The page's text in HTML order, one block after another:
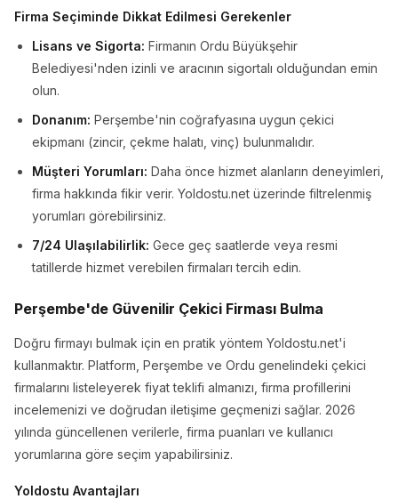
Firma Seçiminde Dikkat Edilmesi Gerekenler
Lisans ve Sigorta: Firmanın Ordu Büyükşehir
Belediyesi'nden izinli ve aracının sigortalı olduğundan emin
olun.
Donanım: Perşembe'nin coğrafyasına uygun çekici
ekipmanı (zincir, çekme halatı, vinç) bulunmalıdır.
Müşteri Yorumları: Daha önce hizmet alanların deneyimleri,
firma hakkında fikir verir. Yoldostu.net üzerinde filtrelenmiş
yorumları görebilirsiniz.
7/24 Ulaşılabilirlik: Gece geç saatlerde veya resmi
tatillerde hizmet verebilen firmaları tercih edin.
Perşembe'de Güvenilir Çekici Firması Bulma
Doğru firmayı bulmak için en pratik yöntem Yoldostu.net'i
kullanmaktır. Platform, Perşembe ve Ordu genelindeki çekici
firmalarını listeleyerek fiyat teklifi almanızı, firma profillerini
incelemenizi ve doğrudan iletişime geçmenizi sağlar. 2026
yılında güncellenen verilerle, firma puanları ve kullanıcı
yorumlarına göre seçim yapabilirsiniz.
Yoldostu Avantajları